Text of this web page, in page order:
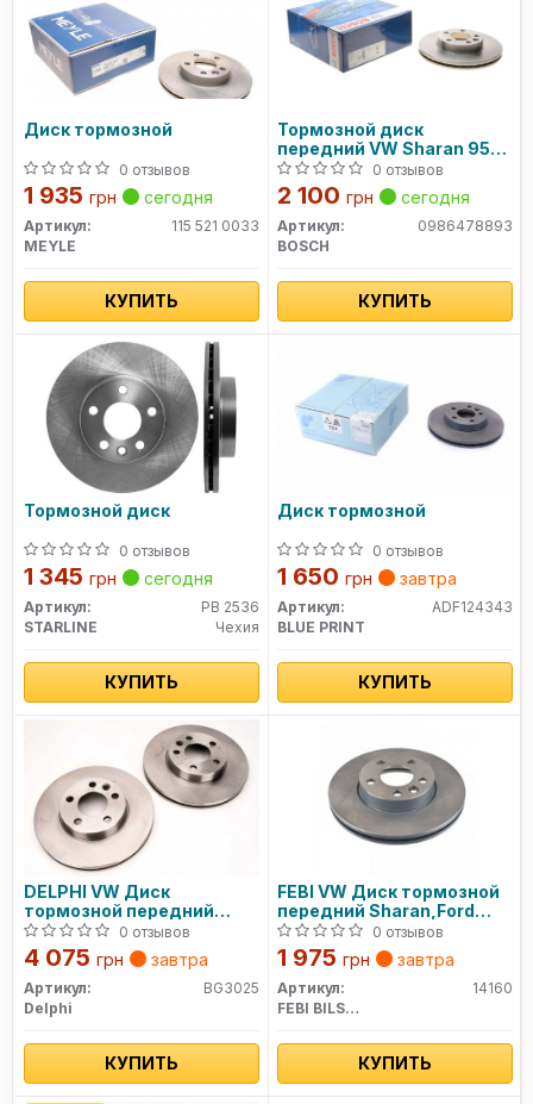
Диск тормозной
0 отзывов
1 935 грн сегодня
Артикул:
115 521 0033
MEYLE
КУПИТЬ
Тормозной диск
передний VW Sharan 95-;
FORD Galaxy; SEAT
0986478893 BOSCH
0 отзывов
2 100 грн сегодня
Артикул:
0986478893
BOSCH
КУПИТЬ
Тормозной диск
0 отзывов
1 345 грн сегодня
Артикул:
PB 2536
STARLINE
Чехия
КУПИТЬ
Диск тормозной
0 отзывов
1 650 грн завтра
Артикул:
ADF124343
BLUE PRINT
КУПИТЬ
DELPHI VW Диск
тормозной передний
Sharan,Ford Galaxy,Seat
Alhambra
0 отзывов
4 075 грн завтра
Артикул:
BG3025
Delphi
КУПИТЬ
FEBI VW Диск тормозной
передний Sharan,Ford
Galaxy,Seat Alhambra
0 отзывов
1 975 грн завтра
Артикул:
14160
FEBI BILSTEIN
КУПИТЬ